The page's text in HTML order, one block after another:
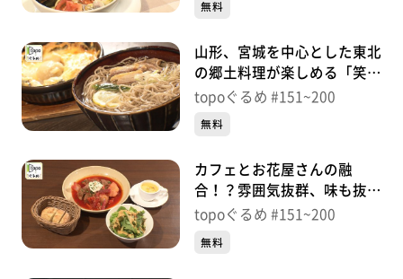
無料
山形、宮城を中心とした東北
の郷土料理が楽しめる「笑美
酔」（青葉区国分町）＃
topoぐるめ #151~200
無料
カフェとお花屋さんの融
合！？雰囲気抜群、味も抜
群！「L’UTOPIE」（青葉区
め】
topoぐるめ #151~200
無料